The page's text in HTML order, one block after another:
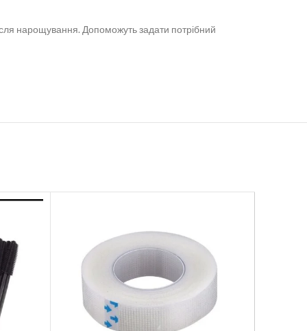
нарощування. Допоможуть задати потрібний